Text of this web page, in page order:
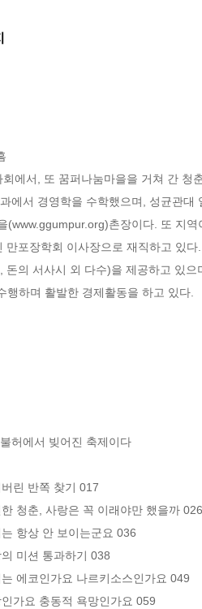
회에서, 또 꿈퍼나눔마을을 거쳐 간 청
에서 경영학을 수학했으며, 성균관대
(www.ggumpur.org)촌장이다. 또 지
만포장학회 이사장으로 재직하고 있
돈의 서사시 외 다수)을 제공하고 있
행하며 활발한 경제활동을 하고 있다.
허에서 빚어진 축제이다
린 반쪽 찾기 017
청춘, 사랑은 꼭 이래야만 했을까 026
항상 안 보이는군요 036
미션 통과하기 038
에코인가요 나르키소스인가요 049
가요 충동적 욕망인가요 059